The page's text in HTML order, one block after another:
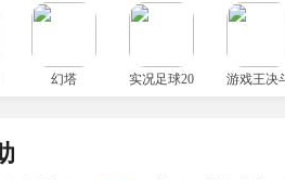
，也开始出现了觉醒者。
版 幻塔 实况足球2026国际服游戏王决